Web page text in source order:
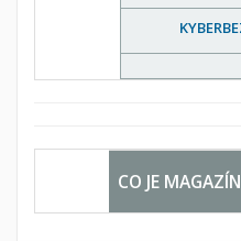
CO JE